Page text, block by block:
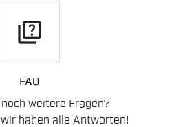
quiz
FAQ
noch weitere Fragen?
haben alle Antworten!